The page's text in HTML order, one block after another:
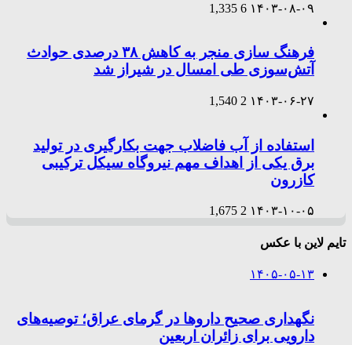
۱۴۰۳-۰۸-۰۹ 6
1,335
فرهنگ سازی منجر به کاهش ۳۸ درصدی حوادث
آتش‌سوزی طی امسال در شیراز شد
۱۴۰۳-۰۶-۲۷ 2
1,540
استفاده از آب فاضلاب جهت بکارگیری در تولید
برق یکی از اهداف مهم نیروگاه سیکل ترکیبی
کازرون
۱۴۰۳-۱۰-۰۵ 2
1,675
تایم لاین با عکس
۱۴۰۵-۰۵-۱۳
نگهداری صحیح داروها در گرمای عراق؛ توصیه‌های
دارویی برای زائران اربعین